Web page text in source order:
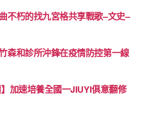
不朽的找九宮格共享戰歌–文史–
森和診所沖鋒在疫情防控第一線
】加速培養全國一JIUYI俱意翻修